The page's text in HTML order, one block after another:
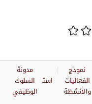
نموذج
الفعاليات
والأنشطة
استبيان
مدونة
السلوك
الوظيفي